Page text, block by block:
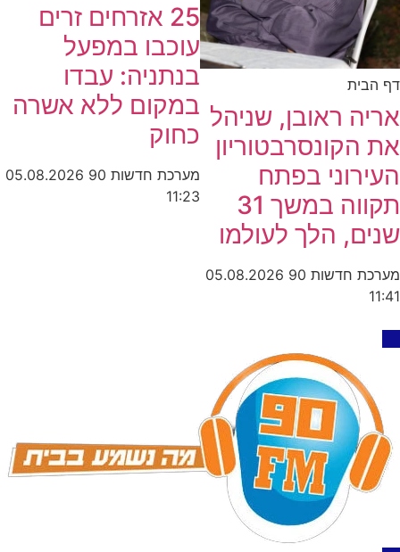
ראובן, שניהל
בפתח
תקווה במשך 31
הלך לעולמו
חדשות 90 05.08.2026
25 אזרחים זרים
עוכבו במפעל
בנתניה: עבדו
במקום ללא אשרה
כחוק
מערכת חדשות 90
05.08.2026